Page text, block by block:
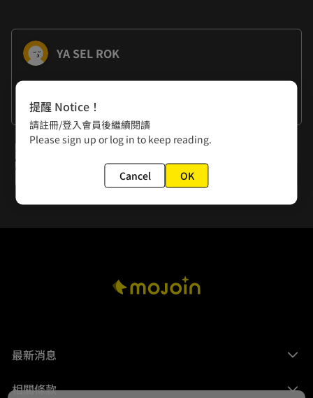
YA SEL ROK
謝謝大家的閱讀
下一話
第48話 奪位
最新消息
相關條款
提醒 Notice！
請註冊/登入會員後繼續閱讀
Please sign up or log in to keep reading.
Cancel OK